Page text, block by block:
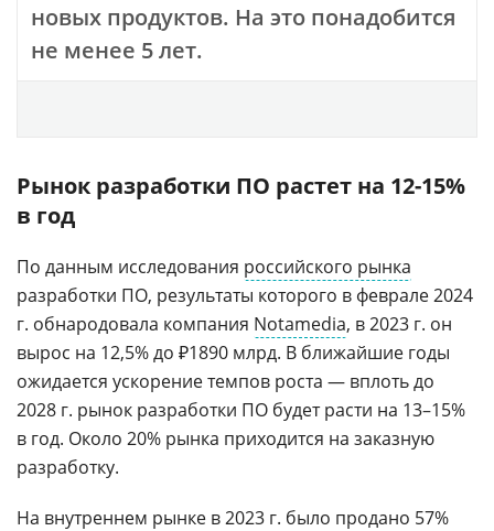
новых продуктов. На это понадобится
не менее 5 лет.
Рынок разработки ПО растет на 12-15%
в год
По данным исследования российского рынка
разработки ПО, результаты которого в феврале 2024
г. обнародовала компания Notamedia, в 2023 г. он
вырос на 12,5% до ₽1890 млрд. В ближайшие годы
ожидается ускорение темпов роста — вплоть до
2028 г. рынок разработки ПО будет расти на 13–15%
в год. Около 20% рынка приходится на заказную
разработку.
На внутреннем рынке в 2023 г. было продано 57%